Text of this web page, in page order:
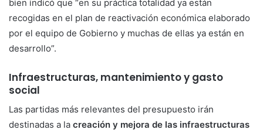
bien indicó que “en su práctica totalidad ya están
recogidas en el plan de reactivación económica elaborado
por el equipo de Gobierno y muchas de ellas ya están en
desarrollo”.
Infraestructuras, mantenimiento y gasto
social
Las partidas más relevantes del presupuesto irán
destinadas a la creación y mejora de las infraestructuras